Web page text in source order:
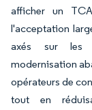
afficher un
l'acceptation
axés sur les
modernisation
opérateurs de
tout en